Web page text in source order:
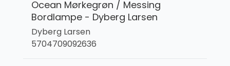
Ocean Mørkegrøn / Messing
Bordlampe - Dyberg Larsen
Dyberg Larsen
5704709092636